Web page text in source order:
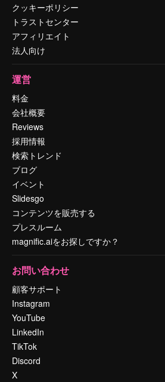
クッキーポリシー
トラストセンター
アフィリエイト
法人向け
運営
料金
会社概要
Reviews
採用情報
検索トレンド
ブログ
イベント
Slidesgo
コンテンツを販売する
プレスルーム
magnific.aiをお探しですか？
お問い合わせ
顧客サポート
Instagram
YouTube
LinkedIn
TikTok
Discord
X